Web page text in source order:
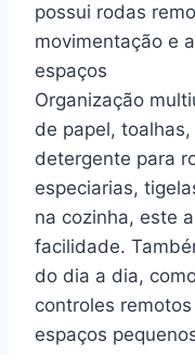
possui rodas
movimentação e
espaços
Organização
de papel,
detergente para
especiarias,
na cozinha, este
facilidade.
do dia a dia,
controles
espaços